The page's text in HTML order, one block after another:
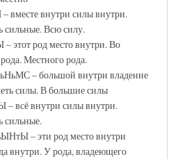
вместе внутри силы внутри.
сильные. Всю силу.
этот род место внутри. Во
Местного рода.
– большой внутри владение
силы. В большие силы
– всё внутри силы внутри.
сильные.
– эти род место внутри
внутри. У рода, владеющего